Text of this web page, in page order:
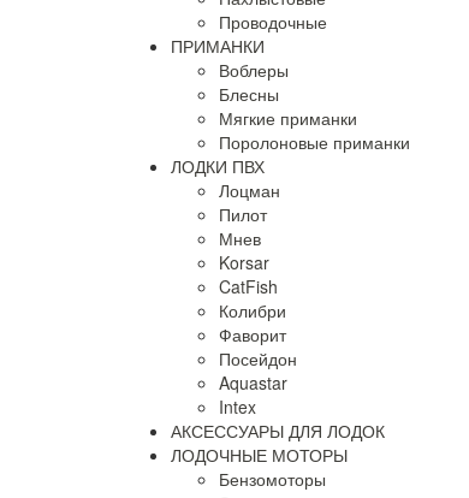
Проводочные
ПРИМАНКИ
Воблеры
Блесны
Мягкие приманки
Поролоновые приманки
ЛОДКИ ПВХ
Лоцман
Пилот
Мнев
Korsar
CatFish
Колибри
Фаворит
Посейдон
Aquastar
Intex
АКСЕССУАРЫ ДЛЯ ЛОДОК
ЛОДОЧНЫЕ МОТОРЫ
Бензомоторы